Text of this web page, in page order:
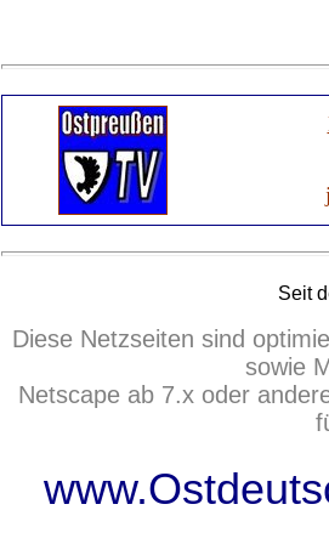
Seit
Diese Netzseiten sind
sowie
Netscape ab 7.x oder